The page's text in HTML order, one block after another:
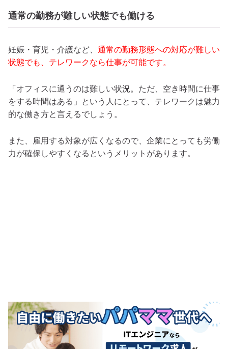
通常の勤務が難しい状態でも働ける
妊娠・育児・介護など、 通常の勤務形態への対応が難しい
状態でも、テレワークなら仕事が可能です。
「オフィスに通うのは難しい状況。ただ、空き時間に仕事
をする時間はある」という人にとって、テレワークは魅力
的な働き方と言えるでしょう。
また、雇用する対象が広くなるので、企業にとっても労働
力が確保しやすくなるというメリットがあります。